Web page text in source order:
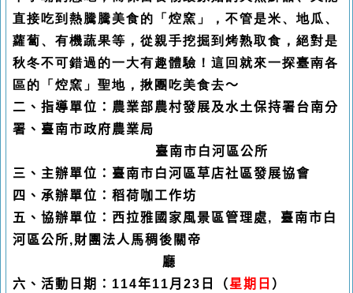
直接吃到熱騰騰美食的「焢窯」，不管是米、地瓜、
蘿蔔、有機蔬果等，從親手挖掘到烤熟取食，絕對是
秋冬不可錯過的一大有趣體驗！這回就來一探臺南各
區的「焢窯」聖地，揪團吃美食去～
二、指導單位：農業部農村發展及水土保持署台南分
署、臺南市政府農業局
臺南市白河區公所
三、主辦單位：臺南市白河區草店社區發展協會
四、承辦單位：稻荷咖工作坊
五、協辦單位：西拉雅國家風景區管理處,
臺南市白
河區公所,財團法人馬稠後關帝
廳
六、活動日期： 114年11 月 23 日（星期日 ）